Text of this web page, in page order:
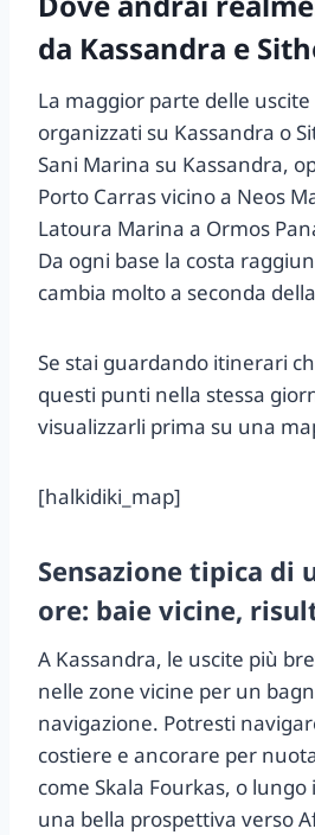
da Kassandra e
La maggior parte delle
organizzati su Kassandra o
Sani Marina su Kassandra,
Porto Carras vicino a Neos
Latoura Marina a Ormos
Da ogni base la costa
cambia molto a seconda
Se stai guardando itinerari
questi punti nella stessa
visualizzarli prima su una
[halkidiki_map]
Sensazione tipica di
ore: baie vicine,
A Kassandra, le uscite più
nelle zone vicine per un
navigazione. Potresti
costiere e ancorare per
come Skala Fourkas, o
una bella prospettiva verso